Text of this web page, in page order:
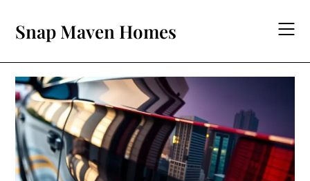
content
Snap Maven Homes